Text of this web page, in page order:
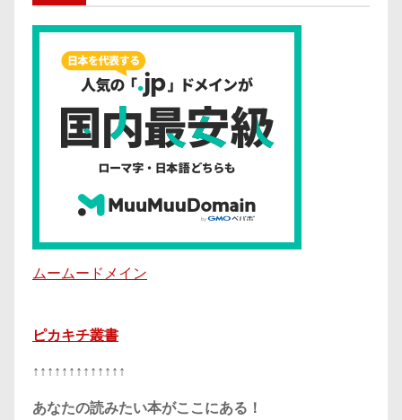
ムームードメイン
ピカキチ叢書
↑↑↑↑↑↑↑↑↑↑↑↑↑
あなたの読みたい本がここにある！